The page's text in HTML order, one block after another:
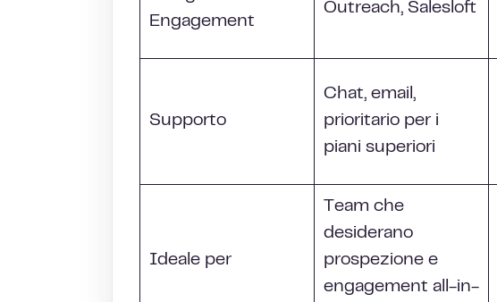
Engagement
Outreach, Salesloft
Supporto
Chat, email,
prioritario per i
piani superiori
Ideale per
Team che
desiderano
prospezione e
engagement all-in-